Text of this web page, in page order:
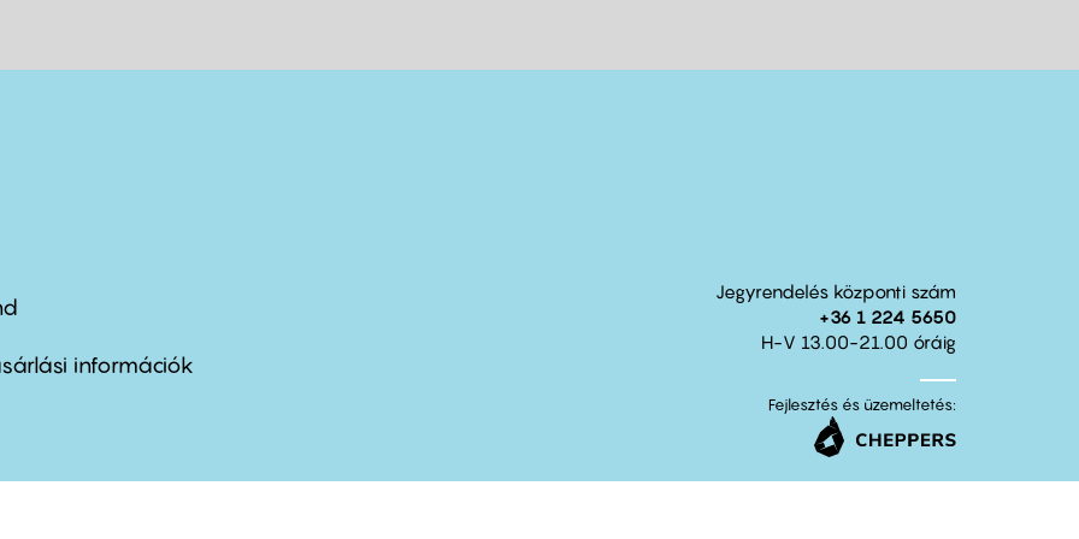
információk
Jegyrendelés központi szám
+36 1 224 5650
H-V 13.00-21.00 óráig
Fejlesztés és üzemeltetés: